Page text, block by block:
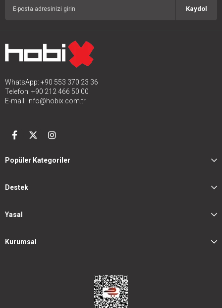
Kaydol
WhatsApp: +90 553 370 23 36
Telefon: +90 212 466 50 00
E-mail: info@hobix.com.tr
Popüler Kategoriler
Destek
Yasal
Kurumsal